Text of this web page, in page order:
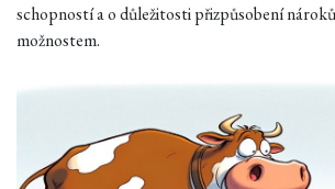
schopností a o důležitosti přizpůsobení
možnostem.